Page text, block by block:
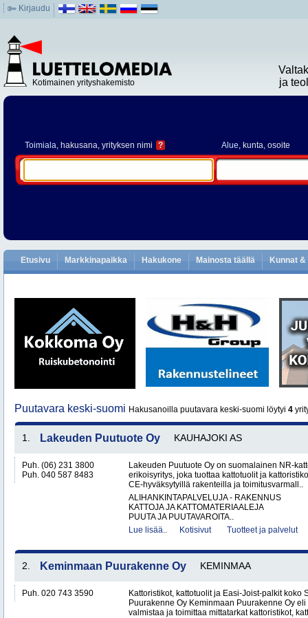
Kirjaudu
Kotimainen yrityshakemisto
ja
Toimiala, hakusana, yrityksen nimi ? Alue, kunta, osoite
Etusivu Markkinapaikka Hakukone Mainosta täällä Kunnat
Puutavara keski-suomi Hakusanoilla puutavara keski-suomi löytyi 4
1. Lakeuden Puutuote Oy KAUHAJOKI AS
Puh. (06) 231 3800
Puh. 040 587 8483
Lakeuden Puutuote Oy on suomalainen NR-
erikoisyritys, joka tuottaa kattotuolit ja
CE-hyväksytyillä rakenteilla ja toimitusvarmall..
ALIHANKINTAPALVELUJA - RAKENNUS
KATTOJA JA KATTOMATERIAALEJA
PUUTA JA PUUTAVAROITA..
Lue lisää..
Kotisivut Tuotteet ja palvelut
2. Keminmaan Puurakenne Oy KEMINMAA
Puh. 020 743 3590
Kattoristikot, kattotuolit ja Easi-Joist-palkit koko
Puurakenne Oy Keminmaan Puurakenne Oy
valmistaa ja toimittaa mittatarkat kattoristikot,